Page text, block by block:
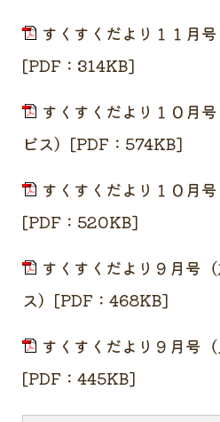
すくすくだより１１月号
[PDF：314KB]
すくすくだより１０月
ビス）[PDF：574KB]
すくすくだより１０月号
[PDF：520KB]
すくすくだより９月号
ス）[PDF：468KB]
すくすくだより９月号（
[PDF：445KB]